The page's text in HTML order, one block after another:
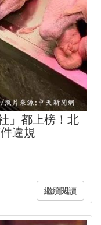
」都上榜！北
違規
繼續閱讀